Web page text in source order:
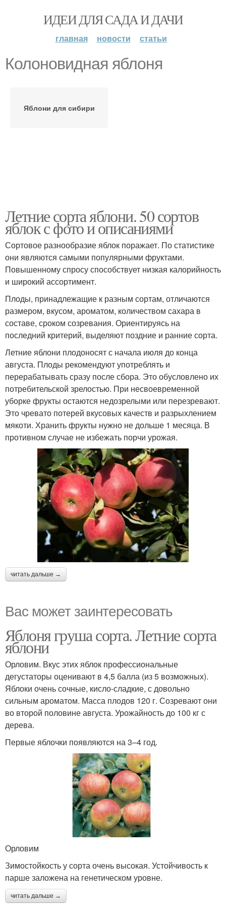
ИДЕИ ДЛЯ САДА И ДАЧИ
главная новости статьи
Колоновидная яблоня
Яблони для сибири
Летние сорта яблони. 50 сортов
яблок с фото и описаниями
Сортовое разнообразие яблок поражает. По статистике
они являются самыми популярными фруктами.
Повышенному спросу способствует низкая калорийность
и широкий ассортимент.
Плоды, принадлежащие к разным сортам, отличаются
размером, вкусом, ароматом, количеством сахара в
составе, сроком созревания. Ориентируясь на
последний критерий, выделяют поздние и ранние сорта.
Летние яблони плодоносят с начала июля до конца
августа. Плоды рекомендуют употреблять и
перерабатывать сразу после сбора. Это обусловлено их
потребительской зрелостью. При несвоевременной
уборке фрукты остаются недозрелыми или перезревают.
Это чревато потерей вкусовых качеств и разрыхлением
мякоти. Хранить фрукты нужно не дольше 1 месяца. В
противном случае не избежать порчи урожая.
читать дальше →
Вас может заинтересовать
Яблоня груша сорта. Летние сорта
яблони
Орловим. Вкус этих яблок профессиональные
дегустаторы оценивают в 4,5 балла (из 5 возможных).
Яблоки очень сочные, кисло-сладкие, с довольно
сильным ароматом. Масса плодов 120 г. Созревают они
во второй половине августа. Урожайность до 100 кг с
дерева.
Первые яблочки появляются на 3–4 год.
Орловим
Зимостойкость у сорта очень высокая. Устойчивость к
парше заложена на генетическом уровне.
читать дальше →